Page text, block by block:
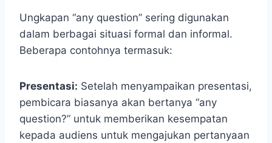
Ungkapan “any question” sering digunakan
dalam berbagai situasi formal dan informal.
Beberapa contohnya termasuk:
Presentasi: Setelah menyampaikan presentasi,
pembicara biasanya akan bertanya “any
question?” untuk memberikan kesempatan
kepada audiens untuk mengajukan pertanyaan